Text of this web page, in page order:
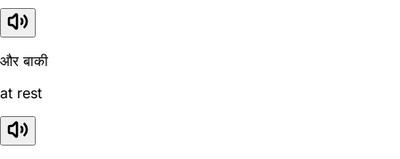
और बाकी
at rest